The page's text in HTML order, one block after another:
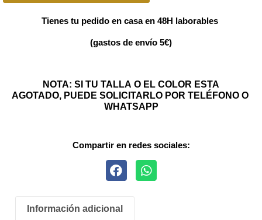
Tienes tu pedido en casa en 48H laborables
(gastos de envío 5€)
NOTA: SI TU TALLA O EL COLOR ESTA
AGOTADO, PUEDE SOLICITARLO POR TELÉFONO O
WHATSAPP
Compartir en redes sociales:
Información adicional